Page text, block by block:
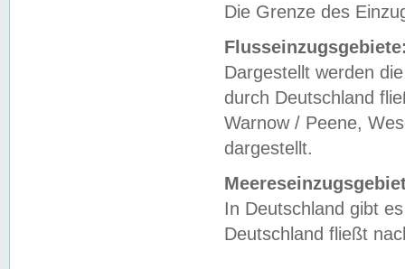
Die Grenze des
Dargestellt werden
durch Deutschland
Warnow / Peene,
dargestellt.
In Deutschland gibt
Deutschland fließt